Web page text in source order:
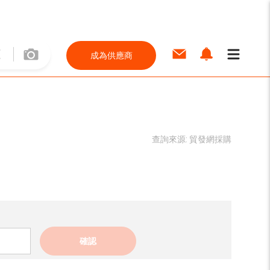
成為供應商
查詢來源: 貿發網採購
確認